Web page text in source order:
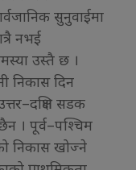
सुनुवाईमा
नभई
उस्तै छ ।
निकास दिन
सडक
। पूर्व–पश्चिम
निकास खोज्ने